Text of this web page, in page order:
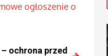
ogłoszenie o
ochrona przed